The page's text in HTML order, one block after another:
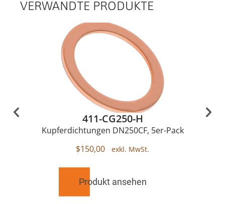
VERWANDTE PRODUKTE
411-CG250-H
Kupferdichtungen DN250CF, 5er-Pack
$150,00
Produkt ansehen